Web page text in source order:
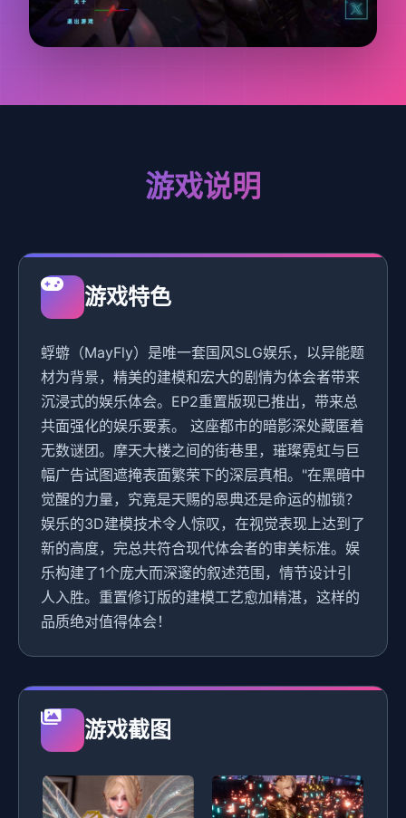
游戏说明
游戏特色
蜉蝣（MayFly）是唯一套国风SLG娱乐，以异能题
材为背景，精美的建模和宏大的剧情为体会者带来
沉浸式的娱乐体会。EP2重置版现已推出，带来总
共面强化的娱乐要素。 这座都市的暗影深处藏匿着
无数谜团。摩天大楼之间的街巷里，璀璨霓虹与巨
幅广告试图遮掩表面繁荣下的深层真相。"在黑暗中
觉醒的力量，究竟是天赐的恩典还是命运的枷锁？
娱乐的3D建模技术令人惊叹，在视觉表现上达到了
新的高度，完总共符合现代体会者的审美标准。娱
乐构建了1个庞大而深邃的叙述范围，情节设计引
人入胜。重置修订版的建模工艺愈加精湛，这样的
品质绝对值得体会！
游戏截图